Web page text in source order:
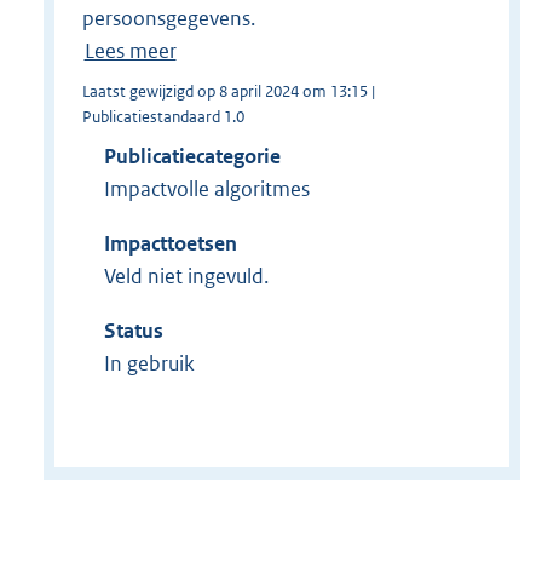
persoonsgegevens.
Lees meer
Laatst gewijzigd op 8 april 2024 om 13:15 |
Publicatiestandaard 1.0
Publicatiecategorie
Impactvolle algoritmes
Impacttoetsen
Veld niet ingevuld.
Status
In gebruik